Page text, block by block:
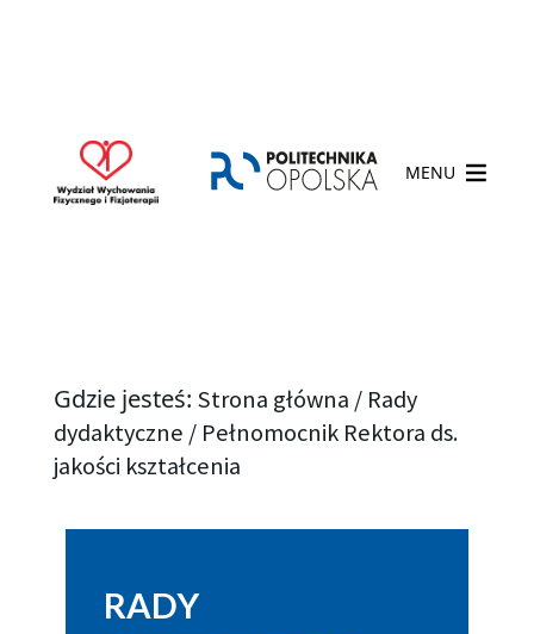
MENU
Gdzie jesteś: Strona główna / Rady
dydaktyczne / Pełnomocnik Rektora ds.
jakości kształcenia
RADY